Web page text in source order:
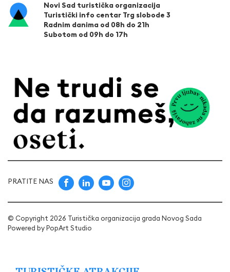
Novi Sad turistička organizacija
Turistički info centar Trg slobode 3
Radnim danima od 08h do 21h
Subotom od 09h do 17h
PRATITE NAS
© Copyright 2026 Turistička organizacija grada Novog Sada
Powered byPopArt Studio